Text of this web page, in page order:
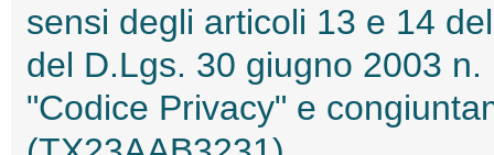
sensi degli articoli 13 e 14
del D.Lgs. 30 giugno 2003
"Codice Privacy" e